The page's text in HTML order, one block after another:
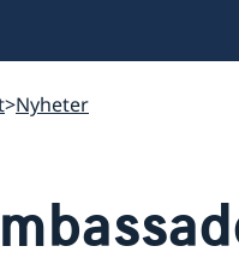
Nyheter